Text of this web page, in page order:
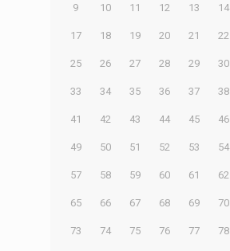
9 10 11 12 13 14
17 18 19 20 21 22
25 26 27 28 29 30
33 34 35 36 37 38
41 42 43 44 45 46
49 50 51 52 53 54
57 58 59 60 61 62
65 66 67 68 69 70
73 74 75 76 77 78